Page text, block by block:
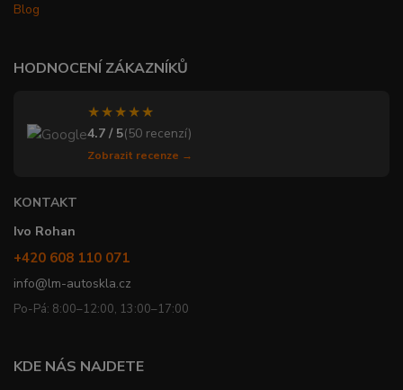
Blog
HODNOCENÍ ZÁKAZNÍKŮ
★★★★★
4.7 / 5(50 recenzí)
Zobrazit recenze →
KONTAKT
Ivo Rohan
+420 608 110 071
info@lm-autoskla.cz
Po-Pá: 8:00–12:00, 13:00–17:00
KDE NÁS NAJDETE